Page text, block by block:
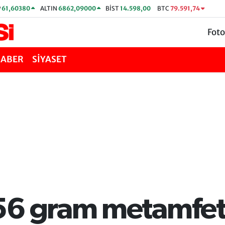
61,60380 ALTIN 6862,09000 BİST14.598,00 BTC 79.591,74
SİYASET
gram